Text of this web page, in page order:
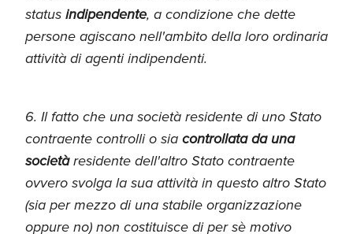
statusindipendente, a condizione che dette
persone agiscano nell'ambito della loro ordinaria
attività di agenti indipendenti.
6. Il fatto che una società residente di uno Stato
contraente controlli o siacontrollata da una
societàresidente dell'altro Stato contraente
ovvero svolga la sua attività in questo altro Stato
(sia per mezzo di una stabile organizzazione
oppure no) non costituisce di per sè motivo